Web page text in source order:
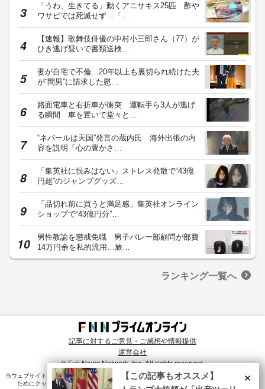
「うわ、生きてる」動くアニサキス25匹 酢や
ワサビでは死滅せず…「…
【速報】歌舞伎俳優の中村小三郎さん（77）が
ひき逃げ疑いで書類送検…
妻が自宅で不倫…20年以上も裏切られ続けた夫
が“間男”に請求した慰…
路面電車と右折車が衝突 運転手ら3人が逃げ
る瞬間 車を置いて堂々と…
“ネパールは天国”発言の蔵内氏 海外出張の内
容を説明「心の豊かさ…
「集英社に恨みはない」ストレス発散で“43億
円超”のジャンプグッズ…
「品切れ前に買うと満足感」集英社オンライン
ショップで“43億円分”…
男性教諭を懲戒免職 男子バレー部顧問が部費
14万円余を私的流用…旅…
ランキング一覧へ
記事に対するご意見・ご感想や情報提供
運営会社
© Fuji News Network, Inc. All rights reserved.
当ウェブサイトでは、ユーザのニーズ・興味・関⼼に合致したコンテンツや広告配信を提供する
ためにクッキーを使⽤しています。詳細は、プライバシーポリシー をご確認ください。×
【この記事もオススメ】